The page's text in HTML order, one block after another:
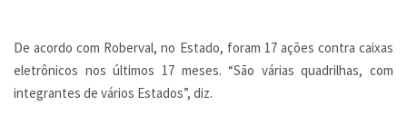
De acordo com Roberval, no Estado, foram 17 ações contra caixas
eletrônicos nos últimos 17 meses. “São várias quadrilhas, com
integrantes de vários Estados”, diz.